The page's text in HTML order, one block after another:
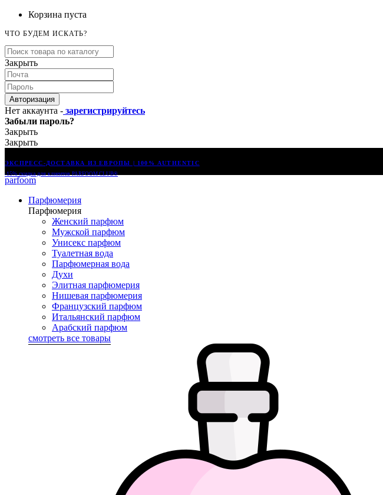
Корзина пуста
ЧТО БУДЕМ ИСКАТЬ?
Закрыть
Авторизация
Нет аккаунта - зарегистрируйтесь
Забыли пароль?
Закрыть
Закрыть
ЭКСПРЕСС-ДОСТАВКА ИЗ ЕВРОПЫ | 100% AUTHENTIC
-15% скидка для клиентов PARFOOM CLUB®
parfoom
Парфюмерия
Парфюмерия
Женский парфюм
Мужской парфюм
Унисекс парфюм
Туалетная вода
Парфюмерная вода
Духи
Элитная парфюмерия
Нишевая парфюмерия
Французский парфюм
Итальянский парфюм
Арабский парфюм
смотреть все товары